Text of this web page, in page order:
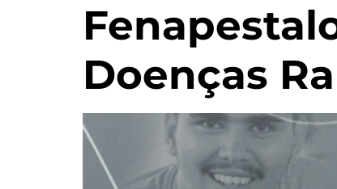
Doenças